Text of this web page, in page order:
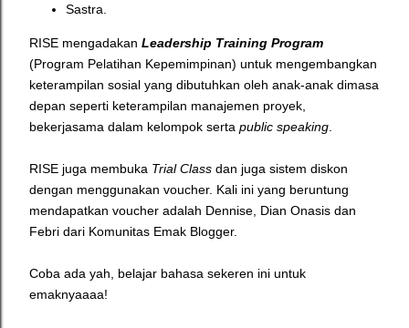
Sastra.
RISE mengadakan Leadership Training Program
(Program Pelatihan Kepemimpinan) untuk mengembangkan
keterampilan sosial yang dibutuhkan oleh anak-anak dimasa
depan seperti keterampilan manajemen proyek,
bekerjasama dalam kelompok serta public speaking.
RISE juga membuka Trial Class dan juga sistem diskon
dengan menggunakan voucher. Kali ini yang beruntung
mendapatkan voucher adalah Dennise, Dian Onasis dan
Febri dari Komunitas Emak Blogger.
Coba ada yah, belajar bahasa sekeren ini untuk
emaknyaaaa!